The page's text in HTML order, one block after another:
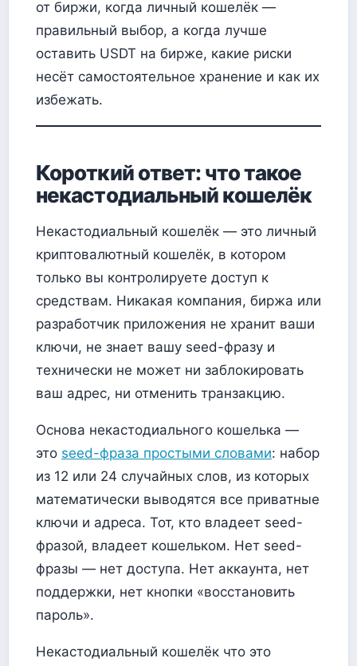
от биржи, когда личный кошелёк —
правильный выбор, а когда лучше
оставить USDT на бирже, какие риски
несёт самостоятельное хранение и как их
избежать.
Короткий ответ: что такое
некастодиальный кошелёк
Некастодиальный кошелёк — это личный
криптовалютный кошелёк, в котором
только вы контролируете доступ к
средствам. Никакая компания, биржа или
разработчик приложения не хранит ваши
ключи, не знает вашу seed-фразу и
технически не может ни заблокировать
ваш адрес, ни отменить транзакцию.
Основа некастодиального кошелька —
это seed-фраза простыми словами: набор
из 12 или 24 случайных слов, из которых
математически выводятся все приватные
ключи и адреса. Тот, кто владеет seed-
фразой, владеет кошельком. Нет seed-
фразы — нет доступа. Нет аккаунта, нет
поддержки, нет кнопки «восстановить
пароль».
Некастодиальный кошелёк что это